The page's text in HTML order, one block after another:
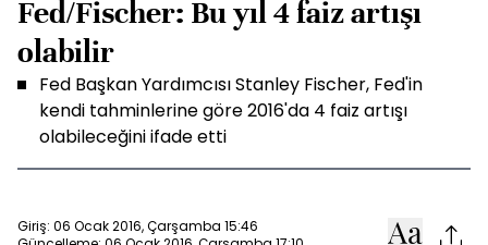
Fed/Fischer: Bu yıl 4 faiz artışı
olabilir
Fed Başkan Yardımcısı Stanley Fischer, Fed'in
kendi tahminlerine göre 2016'da 4 faiz artışı
olabileceğini ifade etti
Giriş: 06 Ocak 2016, Çarşamba 15:46